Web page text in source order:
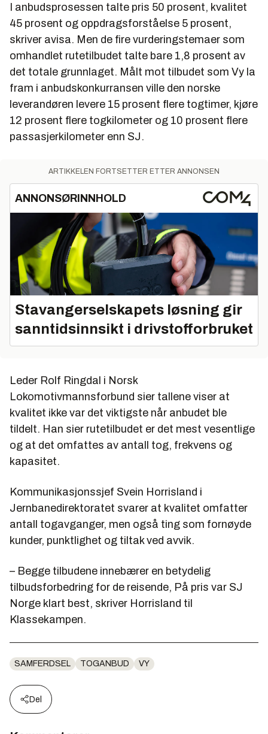
I anbudsprosessen talte pris 50 prosent, kvalitet
45 prosent og oppdragsforståelse 5 prosent,
skriver avisa. Men de fire vurderingstemaer som
omhandlet rutetilbudet talte bare 1,8 prosent av
det totale grunnlaget. Målt mot tilbudet som Vy la
fram i anbudskonkurransen ville den norske
leverandøren levere 15 prosent flere togtimer, kjøre
12 prosent flere togkilometer og 10 prosent flere
passasjerkilometer enn SJ.
ARTIKKELEN FORTSETTER ETTER ANNONSEN
ANNONSØRINNHOLD
Stavangerselskapets løsning gir
sanntidsinnsikt i drivstofforbruket
Leder Rolf Ringdal i Norsk
Lokomotivmannsforbund sier tallene viser at
kvalitet ikke var det viktigste når anbudet ble
tildelt. Han sier rutetilbudet er det mest vesentlige
og at det omfattes av antall tog, frekvens og
kapasitet.
Kommunikasjonssjef Svein Horrisland i
Jernbanedirektoratet svarer at kvalitet omfatter
antall togavganger, men også ting som fornøyde
kunder, punktlighet og tiltak ved avvik.
– Begge tilbudene innebærer en betydelig
tilbudsforbedring for de reisende, På pris var SJ
Norge klart best, skriver Horrisland til
Klassekampen.
SAMFERDSEL TOGANBUD VY
Del